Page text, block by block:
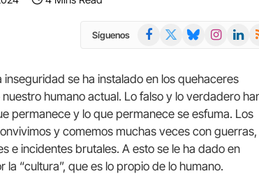
Síguenos Facebook BlueskyInstagram
se ha instalado en los quehaceres
humano actual. Lo falso y lo verdadero
permanece y lo que permanece se esfuma. Los
y comemos muchas veces con guerras,
e incidentes brutales. A esto se le ha dado en
“cultura”, que es lo propio de lo humano.